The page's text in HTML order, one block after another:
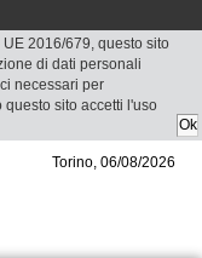
2016/679, questo sito
di dati personali
necessari per
sito accetti l'uso
Torino, 06/08/2026